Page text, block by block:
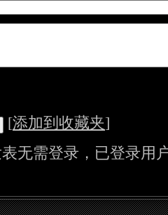
[添加到收藏夹]
无需登录，已登录用